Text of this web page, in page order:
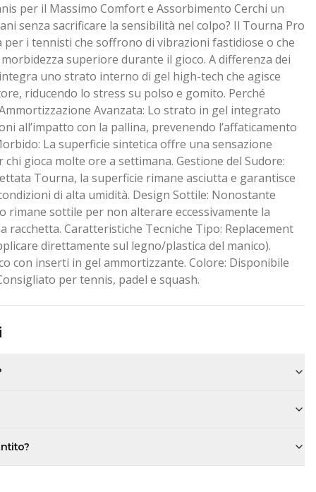
per il Massimo Comfort e Assorbimento Cerchi un
senza sacrificare la sensibilità nel colpo? Il Tourna Pro
per i tennisti che soffrono di vibrazioni fastidiose o che
superiore durante il gioco. A differenza dei
uno strato interno di gel high-tech che agisce
riducendo lo stress su polso e gomito. Perché
Avanzata: Lo strato in gel integrato
all’impatto con la pallina, prevenendo l’affaticamento
La superficie sintetica offre una sensazione
gioca molte ore a settimana. Gestione del Sudore:
Tourna, la superficie rimane asciutta e garantisce
di alta umidità. Design Sottile: Nonostante
sottile per non alterare eccessivamente la
racchetta. Caratteristiche Tecniche Tipo: Replacement
direttamente sul legno/plastica del manico).
con inserti in gel ammortizzante. Colore: Disponibile
per tennis, padel e squash.